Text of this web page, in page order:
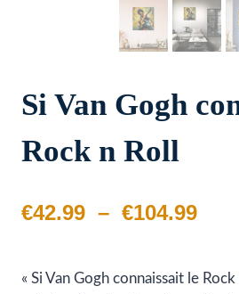
Si Van Gogh
Rock n Roll
€42.99 – €104.99
prix
« Si Van Gogh connaissait le